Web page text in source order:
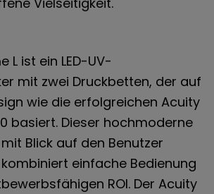
L ist ein LED-UV-
mit zwei Druckbetten, der auf
wie die erfolgreichen Acuity
basiert. Dieser hochmoderne
Blick auf den Benutzer
einfache Bedienung
ROI. Der Acuity